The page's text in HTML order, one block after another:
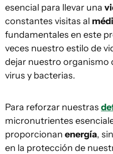
esencial para llevar una
constantes visitas al
fundamentales en este
veces nuestro estilo de
dejar nuestro organismo
virus y bacterias.
Para reforzar nuestras
micronutrientes
proporcionan energía,
en la protección de